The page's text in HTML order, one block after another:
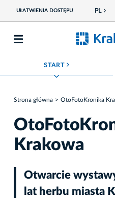
UŁATWIENIA DOSTĘPU PL
START ROZWIŃ MENU
Strona główna OtoFotoKronika
Krakowa
Otwarcie
lat herbu miasta